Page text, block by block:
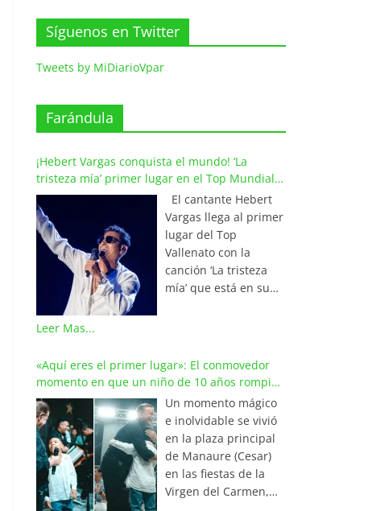
Síguenos en Twitter
Tweets by MiDiarioVpar
Farándula
¡Hebert Vargas conquista el mundo! ‘La
tristeza mía’ primer lugar en el Top Mundial
del Vallenato
El cantante Hebert
Vargas llega al primer
lugar del Top
Vallenato con la
canción ‘La tristeza
mía’ que está en su
de los listados
musicales en
Colombia y países de
América y Europa.
Esta emotiva
composición del
maestro Wilfran
Castillo se posicionó
en el primer lugar de
Leer Mas...
«Aquí eres el primer lugar»: El conmovedor
momento en que un niño de 10 años rompió
en llanto al cantar con Iván Villazón
Un momento mágico
e inolvidable se vivió
en la plaza principal
de Manaure (Cesar)
en las fiestas de la
Virgen del Carmen,